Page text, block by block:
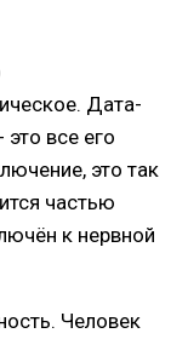
Дата-
все его
это так
частью
к нервной
Человек